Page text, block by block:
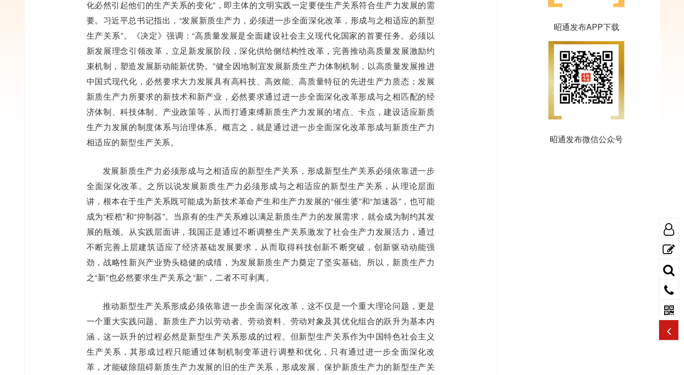
化必然引起他们的生产关系的变化”，即主体的文明实践一定要使生产关系符合生产力发展的需
要。习近平总书记指出，“发展新质生产力，必须进一步全面深化改革，形成与之相适应的新型
生产关系”。《决定》强调：“高质量发展是全面建设社会主义现代化国家的首要任务。必须以
新发展理念引领改革，立足新发展阶段，深化供给侧结构性改革，完善推动高质量发展激励约
束机制，塑造发展新动能新优势。”健全因地制宜发展新质生产力体制机制，以高质量发展推进
中国式现代化，必然要求大力发展具有高科技、高效能、高质量特征的先进生产力质态；发展
新质生产力所要求的新技术和新产业，必然要求通过进一步全面深化改革形成与之相匹配的经
济体制、科技体制、产业政策等，从而打通束缚新质生产力发展的堵点、卡点，建设适应新质
生产力发展的制度体系与治理体系。概言之，就是通过进一步全面深化改革形成与新质生产力
相适应的新型生产关系。
发展新质生产力必须形成与之相适应的新型生产关系，形成新型生产关系必须依靠进一步
全面深化改革。之所以说发展新质生产力必须形成与之相适应的新型生产关系，从理论层面
讲，根本在于生产关系既可能成为新技术革命产生和生产力发展的“催生婆”和“加速器”，也可能
成为“桎梏”和“抑制器”。当原有的生产关系难以满足新质生产力的发展需求，就会成为制约其发
展的瓶颈。从实践层面讲，我国正是通过不断调整生产关系激发了社会生产力发展活力，通过
不断完善上层建筑适应了经济基础发展要求，从而取得科技创新不断突破，创新驱动动能强
劲，战略性新兴产业势头稳健的成绩，为发展新质生产力奠定了坚实基础。所以，新质生产力
之“新”也必然要求生产关系之“新”，二者不可剥离。
推动新型生产关系形成必须依靠进一步全面深化改革，这不仅是一个重大理论问题，更是
一个重大实践问题。新质生产力以劳动者、劳动资料、劳动对象及其优化组合的跃升为基本内
涵，这一跃升的过程必然是新型生产关系形成的过程。但新型生产关系作为中国特色社会主义
生产关系，其形成过程只能通过体制机制变革进行调整和优化，只有通过进一步全面深化改
革，才能破除阻碍新质生产力发展的旧的生产关系，形成发展、保护新质生产力的新型生产关
昭通发布APP下载
昭通发布微信公众号